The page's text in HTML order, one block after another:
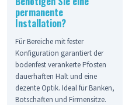
permanente
Installation?
Für Bereiche mit fester
Konfiguration garantiert der
bodenfest verankerte Pfosten
dauerhaften Halt und eine
dezente Optik. Ideal für Banken,
Botschaften und Firmensitze.